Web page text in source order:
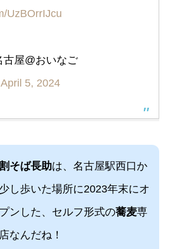
UzBOrrIJcu
屋@おいなご
April 5, 2024
そば長助は、名古屋駅西口か
し歩いた場所に2023年末にオ
ンした、セルフ形式の蕎麦専
なんだね！